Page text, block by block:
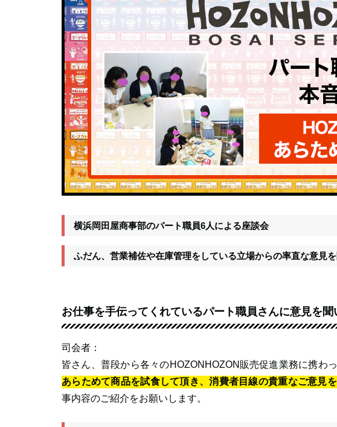
横浜岡田屋商事部のパート職員6人による座談会
ふだん、営業補佐や在庫管理をしている立場からの率直な意見
お仕事を手伝ってくれているパート職員さんに意見を聞
司会者：
皆さん、普段から各々のHOZONHOZON販売促進業務に携わ
あらためて商品を試食して頂き、消費者目線の貴重なご意見
事内容のご紹介をお願いします。